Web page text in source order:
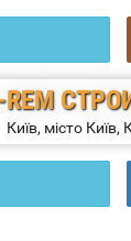
Київ, місто Київ,